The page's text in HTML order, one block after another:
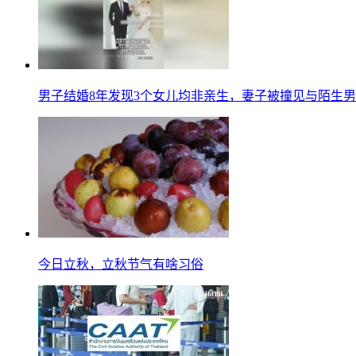
男子结婚8年发现3个女儿均非亲生，妻子被撞见与陌生
今日立秋，立秋节气有啥习俗